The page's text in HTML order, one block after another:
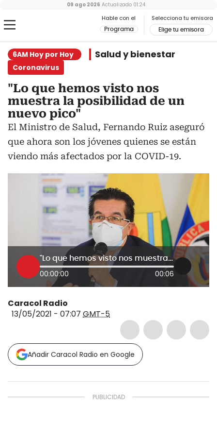
Hable con el
Programa
Selecciona tu emisora
Elige tu emisora
09 ago 2026 Actualizado 01:24
6AM Hoy por Hoy Salud y bienestar
Coronavirus
"Lo que hemos visto nos
muestra la posibilidad de un
nuevo pico"
El Ministro de Salud, Fernando Ruiz aseguró
que ahora son los jóvenes quienes se están
viendo más afectados por la COVID-19.
"Lo que hemos visto nos muestra la posibilidad de un nuevo pico"
00:00:00 00:06
Caracol Radio
13/05/2021 - 07:07 GMT-5
Añadir Caracol Radio en Google